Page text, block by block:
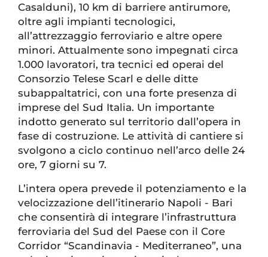
Casalduni), 10 km di barriere antirumore,
oltre agli impianti tecnologici,
all’attrezzaggio ferroviario e altre opere
minori. Attualmente sono impegnati circa
1.000 lavoratori, tra tecnici ed operai del
Consorzio Telese Scarl e delle ditte
subappaltatrici, con una forte presenza di
imprese del Sud Italia. Un importante
indotto generato sul territorio dall’opera in
fase di costruzione. Le attività di cantiere si
svolgono a ciclo continuo nell’arco delle 24
ore, 7 giorni su 7.
L’intera opera prevede il potenziamento e la
velocizzazione dell’itinerario Napoli - Bari
che consentirà di integrare l’infrastruttura
ferroviaria del Sud del Paese con il Core
Corridor “Scandinavia - Mediterraneo”, una